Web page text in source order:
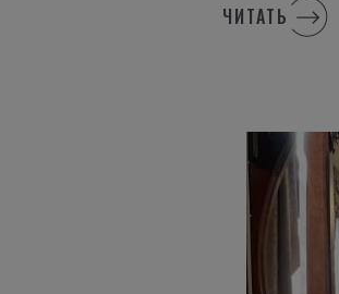
ЧИТАТЬ